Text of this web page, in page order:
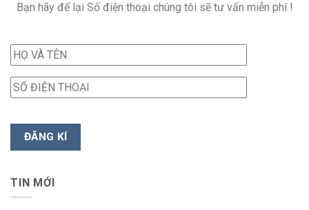
Bạn hãy để lại Số điện thoại chúng tôi sẽ tư vấn miễn phí !
TIN MỚI